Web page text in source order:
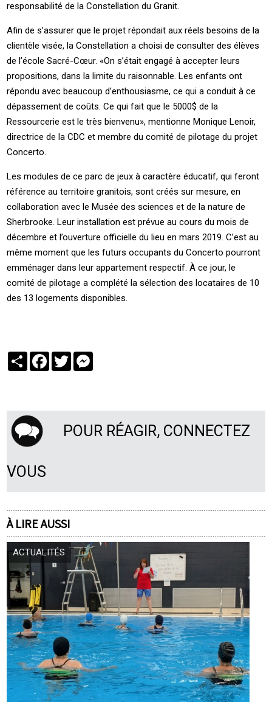
responsabilité de la Constellation du Granit.
Afin de s’assurer que le projet répondait aux réels besoins de la
clientèle visée, la Constellation a choisi de consulter des élèves
de l’école Sacré-Cœur. «On s’était engagé à accepter leurs
propositions, dans la limite du raisonnable. Les enfants ont
répondu avec beaucoup d’enthousiasme, ce qui a conduit à ce
dépassement de coûts. Ce qui fait que le 5000$ de la
Ressourcerie est le très bienvenu», mentionne Monique Lenoir,
directrice de la CDC et membre du comité de pilotage du projet
Concerto.
Les modules de ce parc de jeux à caractère éducatif, qui feront
référence au territoire granitois, sont créés sur mesure, en
collaboration avec le Musée des sciences et de la nature de
Sherbrooke. Leur installation est prévue au cours du mois de
décembre et l’ouverture officielle du lieu en mars 2019. C’est au
même moment que les futurs occupants du Concerto pourront
emménager dans leur appartement respectif. À ce jour, le
comité de pilotage a complété la sélection des locataires de 10
des 13 logements disponibles.
PartagerFacebook
Twitter
POUR RÉAGIR, CONNECTEZ
VOUS
À LIRE AUSSI
ACTUALITÉS